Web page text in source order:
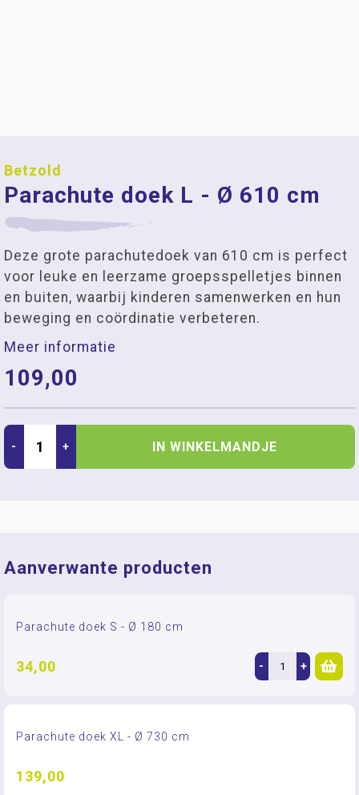
Betzold
Parachute doek L - Ø 610 cm
Deze grote parachutedoek van 610 cm is perfect
voor leuke en leerzame groepsspelletjes binnen
en buiten, waarbij kinderen samenwerken en hun
beweging en coördinatie verbeteren.
Meer informatie
109,00
- + IN WINKELMANDJE
Aanverwante producten
Parachute doek S - Ø 180 cm
34,00 - +
Parachute doek XL - Ø 730 cm
139,00